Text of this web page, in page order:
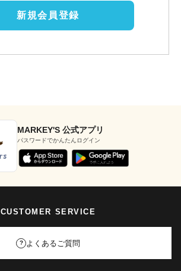
新規会員登録
MARKEY'S 公式アプリ
パスワードでかんたんログイン
CUSTOMER SERVICE
? よくあるご質問